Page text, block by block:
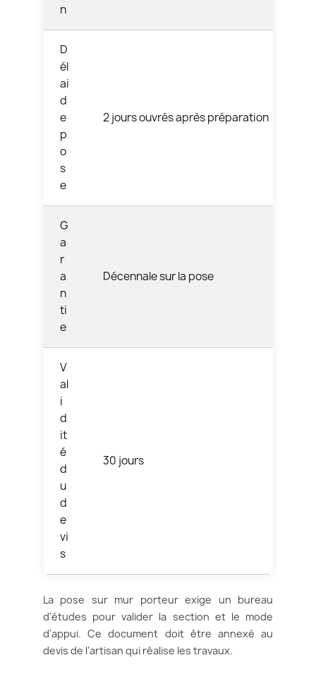
n
D
él
ai
d
e
p
o
s
e
2 jours ouvrés après préparation
G
a
r
a
n
ti
e
Décennale sur la pose
V
al
i
d
it
é
d
u
d
e
vi
s
30 jours
La pose sur mur porteur exige un bureau
d'études pour valider la section et le mode
d'appui. Ce document doit être annexé au
devis de l'artisan qui réalise les travaux.